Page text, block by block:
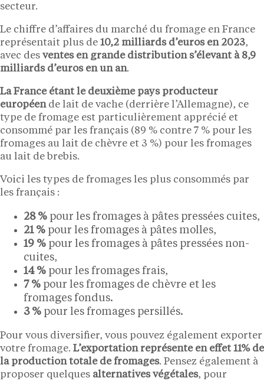
secteur.
Le chiffre d’affaires du marché du fromage en France
représentait plus de 10,2 milliards d’euros en 2023,
avec des ventes en grande distribution s’élevant à 8,9
milliards d’euros en un an.
La France étant le deuxième pays producteur
européende lait de vache (derrière l’Allemagne), ce
type de fromage est particulièrement apprécié et
consommé par les français (89 % contre 7 % pour les
fromages au lait de chèvre et 3 %) pour les fromages
au lait de brebis.
Voici les types de fromages les plus consommés par
les français :
28 % pour les fromages à pâtes pressées cuites,
21 % pour les fromages à pâtes molles,
19 % pour les fromages à pâtes pressées non-
cuites,
14 % pour les fromages frais,
7 % pour les fromages de chèvre et les
fromages fondus.
3 % pour les fromages persillés.
Pour vous diversifier, vous pouvez également exporter
votre fromage. L’exportation représente en effet 11% de
la production totale de fromages. Pensez également à
proposer quelques alternatives végétales, pour